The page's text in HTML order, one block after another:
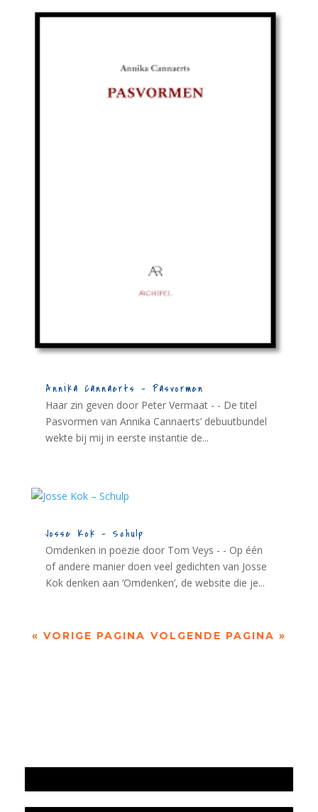
Annika Cannaerts – Pasvormen
Haar zin geven door Peter Vermaat - - De titel
Pasvormen van Annika Cannaerts’ debuutbundel
wekte bij mij in eerste instantie de...
Josse Kok – Schulp
Omdenken in poëzie door Tom Veys - - Op één
of andere manier doen veel gedichten van Josse
Kok denken aan ‘Omdenken’, de website die je...
« VORIGE PAGINA VOLGENDE PAGINA »